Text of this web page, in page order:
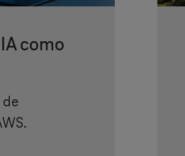
como
de